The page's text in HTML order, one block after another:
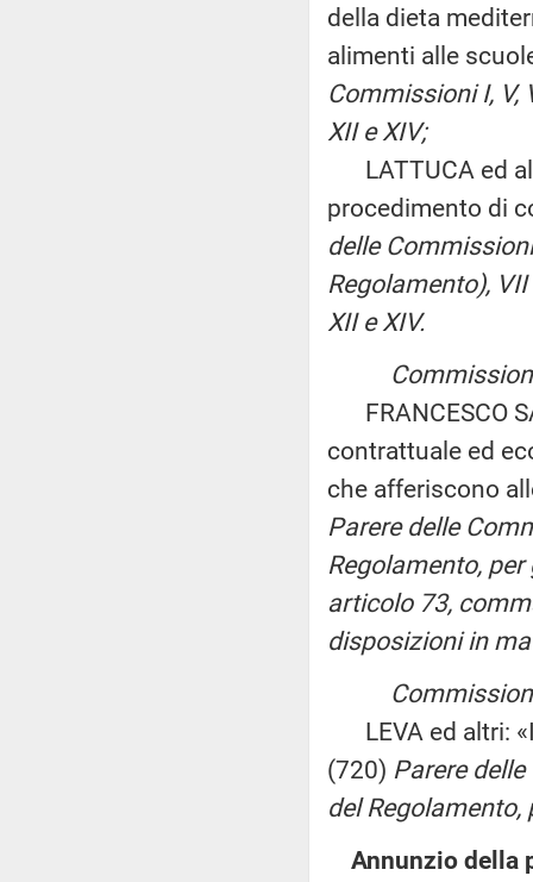
della dieta
alimenti alle
Commissioni I, V,
XII e XIV;
LATTUCA ed
procedimento di
delle
Regolamento), VII
XII e XIV.
FRANCESCO
contrattuale ed
che afferiscono
Parere delle
Regolamento,
articolo 73,
disposizioni in
LEVA ed altri:
(720) Parere
del
Annunzio della